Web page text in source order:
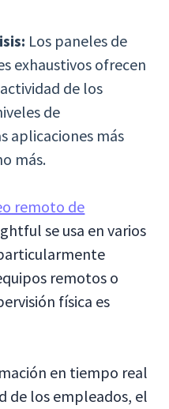
Los paneles de
exhaustivos ofrecen
de los
de
aplicaciones más
más.
remoto de
se usa en varios
remotos o
física es
en tiempo real
de los empleados, el